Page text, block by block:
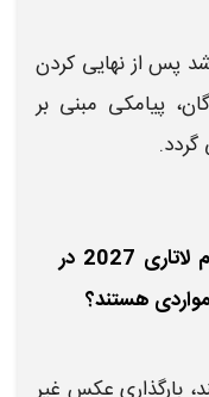
پس از نهایی کردن
پیامکی مبنی بر
2- ✔️ مواردی که متقاضیان ثبت نام لاتاری 2027 در
هستند؟
بارگذاری عکس غیر